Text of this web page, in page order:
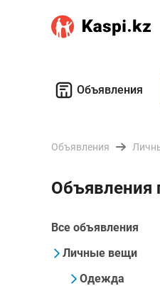
Объявления
Объявления
Объявления
Все объявления
Личные вещи
Одежда